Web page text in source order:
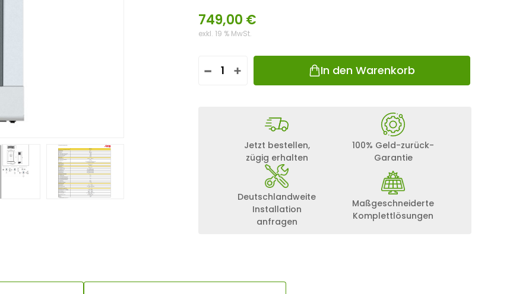
749,00 €
exkl. 19 % MwSt.
S
In den Warenkorb
Jetzt bestellen,
zügig erhalten
100% Geld-zurück-
Garantie
Deutschlandweite
Installation
anfragen
Maßgeschneiderte
Komplettlösungen